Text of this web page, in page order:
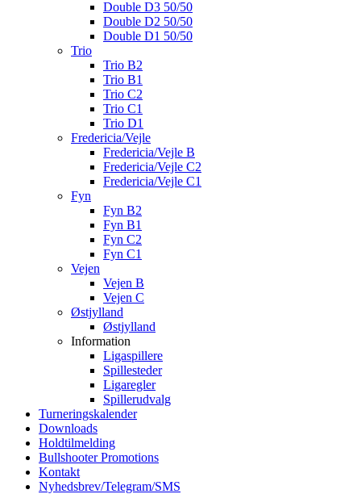
Double D3 50/50
Double D2 50/50
Double D1 50/50
Trio
Trio B2
Trio B1
Trio C2
Trio C1
Trio D1
Fredericia/Vejle
Fredericia/Vejle B
Fredericia/Vejle C2
Fredericia/Vejle C1
Fyn
Fyn B2
Fyn B1
Fyn C2
Fyn C1
Vejen
Vejen B
Vejen C
Østjylland
Østjylland
Information
Ligaspillere
Spillesteder
Ligaregler
Spillerudvalg
Turneringskalender
Downloads
Holdtilmelding
Bullshooter Promotions
Kontakt
Nyhedsbrev/Telegram/SMS